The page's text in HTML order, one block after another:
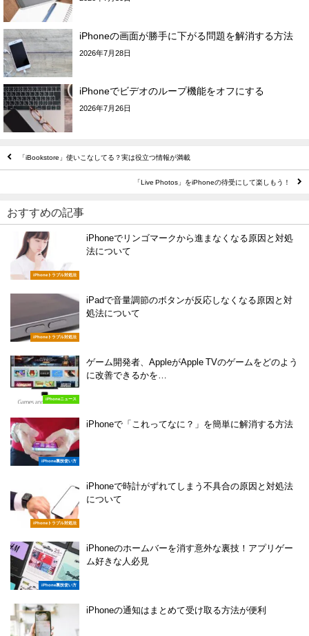
iPhoneの画面が勝手に下がる問題を解消する方法
2026年7月28日
iPhoneでビデオのループ機能をオフにする
2026年7月26日
「iBookstore」使いこなしてる？実は役立つ情報が満載
「Live Photos」をiPhoneの待受にして楽しもう！
おすすめの記事
iPhoneトラブル対処法
iPhoneでリンゴマークから進まなくなる原因と対処
法について
iPhoneトラブル対処法
iPadで音量調節のボタンが反応しなくなる原因と対
処法について
iPhoneニュース
ゲーム開発者、AppleがApple TVのゲームをどのよう
に改善できるかを…
iPhone裏技使い方
iPhoneで「これってなに？」を簡単に解消する方法
iPhoneトラブル対処法
iPhoneで時計がずれてしまう不具合の原因と対処法
について
iPhone裏技使い方
iPhoneのホームバーを消す意外な裏技！アプリゲー
ム好きな人必見
iPhoneの通知はまとめて受け取る方法が便利